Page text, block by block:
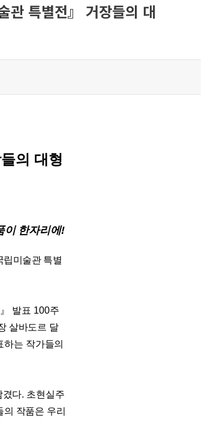
관 특별전』 거장들의 대
의 대형
이 한자리에!
립미술관 특별
』 발표 100주
살바도르 달
하는 작가들의
겼다. 초현실주
의 작품은 우리